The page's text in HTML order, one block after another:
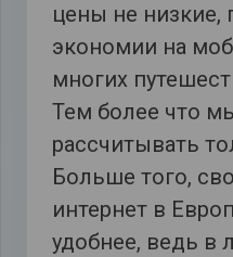
цены не низкие,
экономии на
многих
Тем более что
рассчитывать
Больше того,
интернет в
удобнее, ведь в